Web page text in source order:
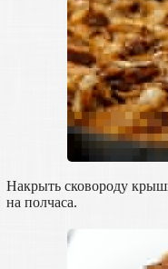
Накрыть сковороду
на полчаса.